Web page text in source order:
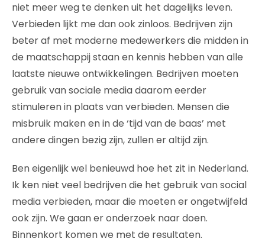
niet meer weg te denken uit het dagelijks leven.
Verbieden lijkt me dan ook zinloos. Bedrijven zijn
beter af met moderne medewerkers die midden in
de maatschappij staan en kennis hebben van alle
laatste nieuwe ontwikkelingen. Bedrijven moeten
gebruik van sociale media daarom eerder
stimuleren in plaats van verbieden. Mensen die
misbruik maken en in de ‘tijd van de baas’ met
andere dingen bezig zijn, zullen er altijd zijn.
Ben eigenlijk wel benieuwd hoe het zit in Nederland.
Ik ken niet veel bedrijven die het gebruik van social
media verbieden, maar die moeten er ongetwijfeld
ook zijn. We gaan er onderzoek naar doen.
Binnenkort komen we met de resultaten.